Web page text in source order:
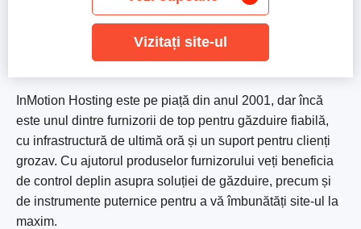
InMotion Hosting este pe piață din anul 2001, dar încă
este unul dintre furnizorii de top pentru găzduire fiabilă,
cu infrastructură de ultimă oră și un suport pentru clienți
grozav. Cu ajutorul produselor furnizorului veți beneficia
de control deplin asupra soluției de găzduire, precum și
de instrumente puternice pentru a vă îmbunătăți site-ul la
maxim.
Vizitați site-ul